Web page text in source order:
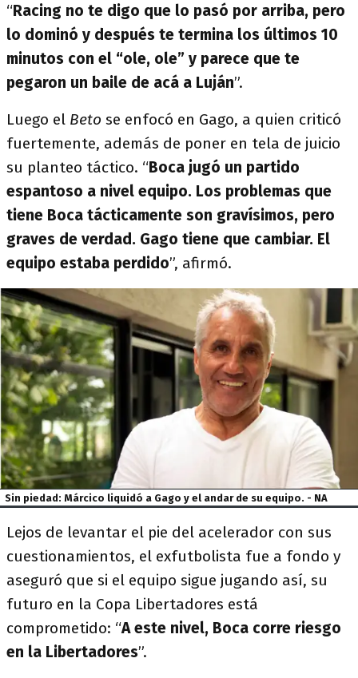
“Racing no te digo que lo pasó por arriba, pero
lo dominó y después te termina los últimos 10
minutos con el “ole, ole” y parece que te
pegaron un baile de acá a Luján”.
Luego el Beto se enfocó en Gago, a quien criticó
fuertemente, además de poner en tela de juicio
su planteo táctico. “Boca jugó un partido
espantoso a nivel equipo. Los problemas que
tiene Boca tácticamente son gravísimos, pero
graves de verdad. Gago tiene que cambiar. El
equipo estaba perdido”, afirmó.
Sin piedad: Márcico liquidó a Gago y el andar de su equipo. - NA
Lejos de levantar el pie del acelerador con sus
cuestionamientos, el exfutbolista fue a fondo y
aseguró que si el equipo sigue jugando así, su
futuro en la Copa Libertadores está
comprometido: “A este nivel, Boca corre riesgo
en la Libertadores”.